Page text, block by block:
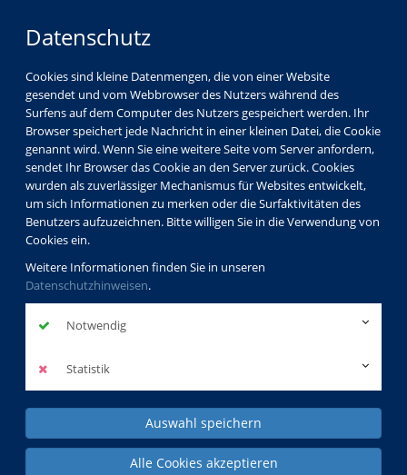
Datenschutz
Cookies sind kleine Datenmengen, die von einer Website
gesendet und vom Webbrowser des Nutzers während des
Surfens auf dem Computer des Nutzers gespeichert werden. Ihr
Browser speichert jede Nachricht in einer kleinen Datei, die Cookie
genannt wird. Wenn Sie eine weitere Seite vom Server anfordern,
sendet Ihr Browser das Cookie an den Server zurück. Cookies
wurden als zuverlässiger Mechanismus für Websites entwickelt,
um sich Informationen zu merken oder die Surfaktivitäten des
Benutzers aufzuzeichnen. Bitte willigen Sie in die Verwendung von
Cookies ein.
Weitere Informationen finden Sie in unseren
Datenschutzhinweisen.
Notwendig
Statistik
Auswahl speichern
Alle Cookies akzeptieren
Berufliche Weiterbildung
mehr erfahren